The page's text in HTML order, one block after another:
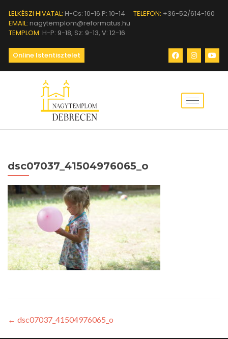
LELKÉSZI HIVATAL: H-Cs: 10-16 P: 10-14 TELEFON: +36-52/614-160
EMAIL: nagytemplom@reformatus.hu
TEMPLOM: H-P: 9-18, Sz: 9-13, V: 12-16
Online Istentisztelet
dsc07037_41504976065_o
← dsc07037_41504976065_o